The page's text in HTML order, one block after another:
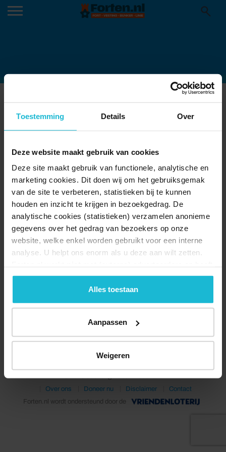
Toestemming Details Over
Deze website maakt gebruik van cookies
Deze site maakt gebruik van functionele, analytische en
marketing cookies. Dit doen wij om het gebruiksgemak
van de site te verbeteren, statistieken bij te kunnen
houden en inzicht te krijgen in bezoekgedrag. De
analytische cookies (statistieken) verzamelen anonieme
gegevens over het gedrag van bezoekers op onze
website, welke enkel worden gebruikt voor een interne
analyse. U helpt ons enorm als u deze aan wilt zetten.
geen commerciële doelstelling. U kunt deze cookies via
de knoppen accepteren, beheren of weigeren.
Alles toestaan
Aanpassen
Weigeren
© 2026 Stichting Forten Nederland
Over ons
Doneer nu Disclaimer
Contact
Forten.nl wordt ondersteund door de